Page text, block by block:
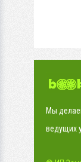
Мы
ведущих